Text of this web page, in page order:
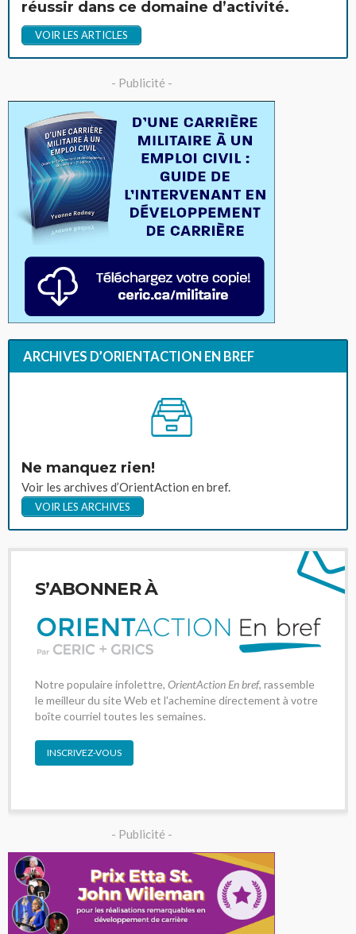
réussir dans ce domaine d’activité.
VOIR LES ARTICLES
- Publicité -
ARCHIVES D’ORIENTACTION EN BREF
Ne manquez rien!
Voir les archives d’OrientAction en bref.
VOIR LES ARCHIVES
S’ABONNER À
Notre populaire infolettre, OrientAction En bref, rassemble
le meilleur du site Web et l'achemine directement à votre
boîte courriel toutes les semaines.
INSCRIVEZ-VOUS
- Publicité -